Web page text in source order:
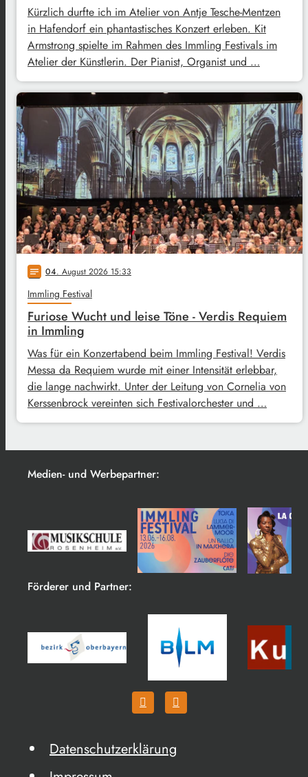
Kürzlich durfte ich im Atelier von Antje Tesche-Mentzen
in Hafendorf ein phantastisches Konzert erleben. Kit
Armstrong spielte im Rahmen des Immling Festivals im
Atelier der Künstlerin. Der Pianist, Organist und …
notes 04. August 2026 15:33
Immling Festival
Furiose Wucht und leise Töne - Verdis Requiem
in Immling
Was für ein Konzertabend beim Immling Festival! Verdis
Messa da Requiem wurde mit einer Intensität erlebbar,
die lange nachwirkt. Unter der Leitung von Cornelia von
Kerssenbrock vereinten sich Festivalorchester und …
Medien- und Werbepartner:
Förderer und Partner:
Datenschutzerklärung